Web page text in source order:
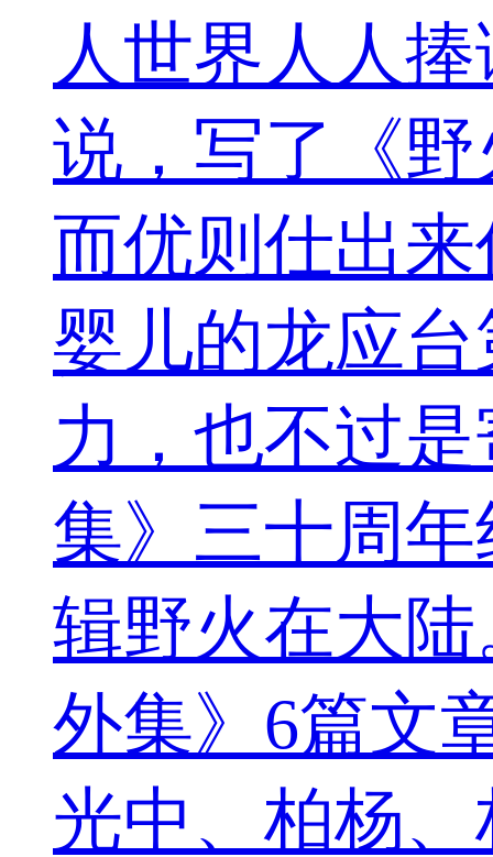
人世界人人
说，写了《
而优则仕出
婴儿的龙应
力，也不过
集》三十周
辑野火在大
外集》6篇文
光中、柏杨